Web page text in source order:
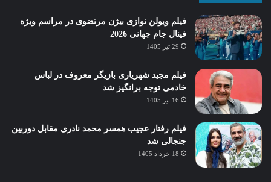
فیلم ویولن نوازی بیژن مرتضوی در مراسم ویژه
فینال جام جهانی 2026
29 تیر 1405
فیلم مجید شهریاری بازیگر معروف در لباس
خادمی توجه برانگیز شد
16 تیر 1405
فیلم رفتار عجیب همسر محمد نادری مقابل دوربین
جنجالی شد
18 خرداد 1405